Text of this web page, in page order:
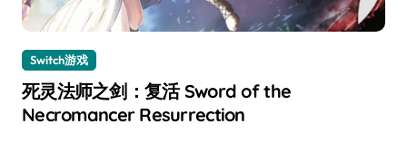
Switch游戏
死灵法师之剑：复活 Sword of the
Necromancer Resurrection